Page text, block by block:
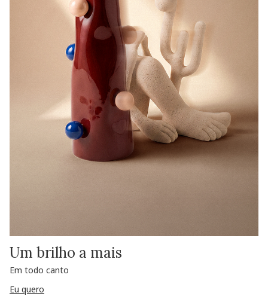
Um brilho a mais
Em todo canto
Eu quero